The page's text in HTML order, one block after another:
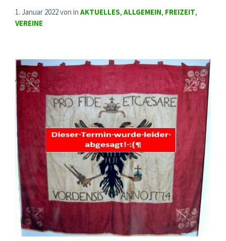
1. Januar 2022von in AKTUELLES, ALLGEMEIN, FREIZEIT,
VEREINE